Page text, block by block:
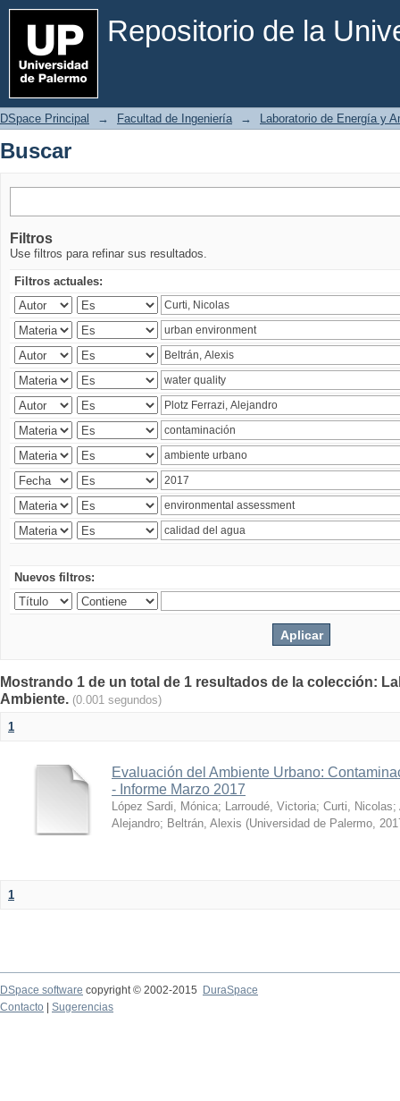
Repositorio de la
Buscar
DSpace Principal → Facultad de Ingeniería → Laboratorio de Energía y
Buscar
Filtros
Use filtros para refinar sus resultados.
Filtros actuales:
Nuevos filtros:
Mostrando 1 de un total de 1 resultados de la colección:
Ambiente. (0.001 segundos)
1
Evaluación del Ambiente Urbano:
- Informe Marzo 2017
López Sardi, Mónica; Larroudé, Victoria; Curti, Nicolas;
Alejandro; Beltrán, Alexis (Universidad de Palermo,
1
DSpace software copyright © 2002-2015
DuraSpace
Contacto
Sugerencias